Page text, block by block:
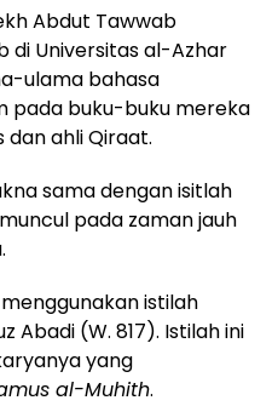
Abdut Tawwab
di Universitas al-Azhar
ulama bahasa
pada buku-buku mereka
ahli Qiraat.
sama dengan isitlah
pada zaman jauh
istilah
Abadi (W. 817). Istilah ini
yang
al-Muhith.